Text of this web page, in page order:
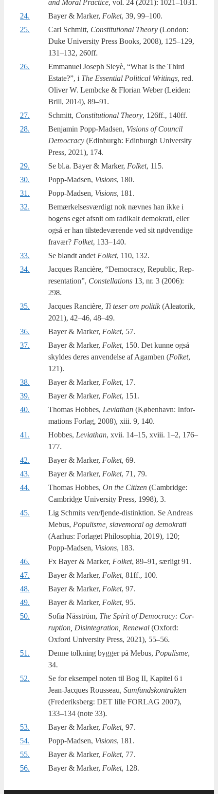
and Moral Prac­tice, vol. 24 (2021): 1021–1031.
24.
Bayer & Mar­ker, Fol­ket, 39, 99–100.
25.
Carl Sch­mitt, Con­sti­tu­tio­nal The­ory (Lon­don:
Duke Uni­ver­si­ty Press Books, 2008), 125–129,
131–132, 260ff.
26.
Emmanuel Joseph Sieyè, “What Is the Third
Esta­te?”, i The Essen­ti­al Poli­ti­cal Wri­tings, red.
Oli­ver W. Lem­bcke & Flo­ri­an Weber (Lei­den:
Brill, 2014), 89–91.
27.
Schmitt, Con­sti­tu­tio­nal The­ory, 126ff., 140ff.
28.
Benjamin Popp-Mad­sen, Visions of Coun­cil
Demo­cra­cy (Edin­burgh: Edin­burgh Uni­ver­si­ty
Press, 2021), 174.
29.
Se bl.a. Bay­er & Mar­ker, Fol­ket, 115.
30.
Popp-Madsen, Visions, 180.
31.
Popp-Madsen, Visions, 181.
32.
Bemærkelsesværdigt nok næv­nes han ikke i
bogens eget afsnit om radi­kalt demo­kra­ti, eller
også er han til­ste­de­væ­ren­de ved sit nød­ven­di­ge
fra­vær? Fol­ket, 133–140.
33.
Se blandt andet Fol­ket, 110, 132.
34.
Jacques Ran­cière, “Demo­cra­cy, Repu­blic, Rep­
re­sen­ta­tion”, Con­stel­la­tions 13, nr. 3 (2006):
298.
35.
Jacques Ran­cière, Ti teser om poli­tik (Ale­a­to­rik,
2021), 42–46, 48–49.
36.
Bayer & Mar­ker, Fol­ket, 57.
37.
Bayer & Mar­ker, Fol­ket, 150. Det kun­ne også
skyl­des deres anven­del­se af Agam­ben (Fol­ket,
121).
38.
Bayer & Mar­ker, Fol­ket, 17.
39.
Bayer & Mar­ker, Fol­ket, 151.
40.
Thomas Hob­bes, Levi­at­han (Køben­havn: Infor­
ma­tions For­lag, 2008), xiii. 9, 140.
41.
Hobbes, Levi­at­han, xvii. 14–15, xvi­ii. 1–2, 176–
177.
42.
Bayer & Mar­ker, Fol­ket, 69.
43.
Bayer & Mar­ker, Fol­ket, 71, 79.
44.
Thomas Hob­bes, On the Citizen (Cam­brid­ge:
Cam­brid­ge Uni­ver­si­ty Press, 1998), 3.
45.
Lig Sch­mits ven/fjen­de-distink­tion. Se Andreas
Mebus, Populis­me, sla­ve­moral og demo­kra­ti
(Aar­hus: For­la­get Phi­los­op­hia, 2019), 120;
Popp-Mad­sen, Visions, 183.
46.
Fx Bay­er & Mar­ker, Fol­ket, 89–91, sær­ligt 91.
47.
Bayer & Mar­ker, Fol­ket, 81ff., 100.
48.
Bayer & Mar­ker, Fol­ket, 97.
49.
Bayer & Mar­ker, Fol­ket, 95.
50.
Sofia Näs­ström, The Spi­rit of Demo­cra­cy: Cor­
rup­tion, Dis­in­te­gra­tion, Renewal (Oxford:
Oxford Uni­ver­si­ty Press, 2021), 55–56.
51.
Denne tolk­ning byg­ger på Mebus, Populis­me,
34.
52.
Se for eksem­pel noten til Bog II, Kapi­tel 6 i
Jean-Jacques Rous­seau, Sam­fund­s­kon­trak­ten
(Fre­de­riks­berg: DET lil­le FORLAG 2007),
133–134 (note 33).
53.
Bayer & Mar­ker, Fol­ket, 97.
54.
Popp-Madsen, Visions, 181.
55.
Bayer & Mar­ker, Fol­ket, 77.
56.
Bayer & Mar­ker, Fol­ket, 128.